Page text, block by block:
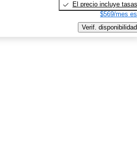
El precio incluye tasas
$569/mes
Verif. disponibilidad